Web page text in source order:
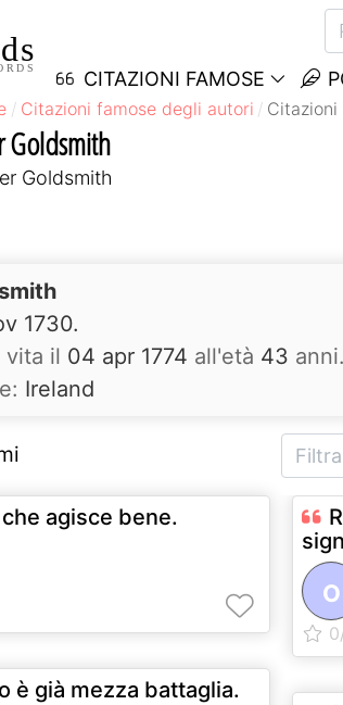
CITAZIONI FAMOSE
Citazioni famose degli autori
Goldsmith
Goldsmith
1730.
vita il 04 apr 1774 all'età 43 anni.
Ireland
agisce bene.
è già mezza battaglia.
O